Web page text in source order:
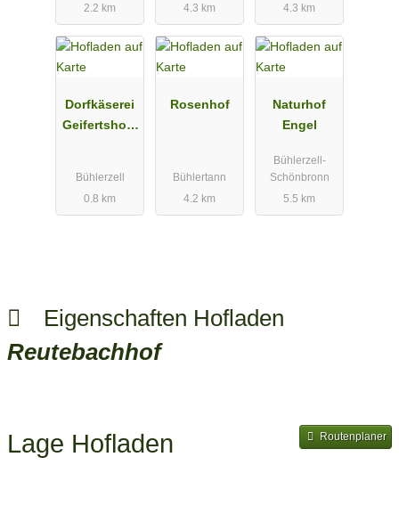
2.2 km
4.3 km
4.3 km
Dorfkäserei
Geifertshofe
Bühlerzell
0.8 km
Rosenhof
Bühlertann
4.2 km
Naturhof
Engel
Bühlerzell-
Schönbronn
5.5 km
Eigenschaften Hofladen
Reutebachhof
Lage Hofladen Routenplaner